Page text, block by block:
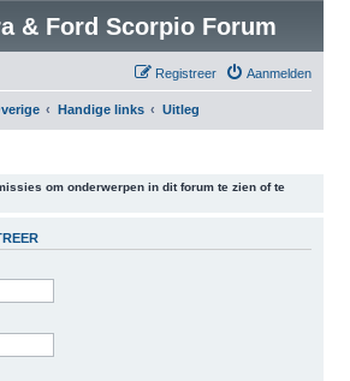
& Ford Scorpio Forum
Aanmelden
Registreer
Handige links Uitleg
om onderwerpen in dit forum te zien of te